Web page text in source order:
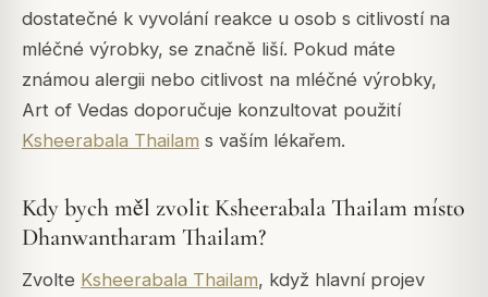
dostatečné k vyvolání reakce u osob s citlivostí na
mléčné výrobky, se značně liší. Pokud máte
známou alergii nebo citlivost na mléčné výrobky,
Art of Vedas doporučuje konzultovat použití
Ksheerabala Thailam s vaším lékařem.
Kdy bych měl zvolit Ksheerabala Thailam místo
Dhanwantharam Thailam?
Zvolte Ksheerabala Thailam, když hlavní projev